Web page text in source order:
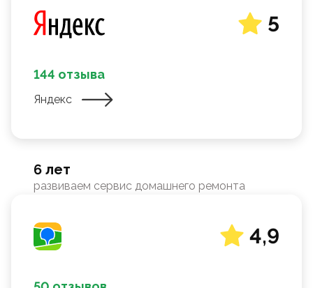
5
144 отзыва
Яндекс
6 лет
развиваем сервис домашнего ремонта
4,9